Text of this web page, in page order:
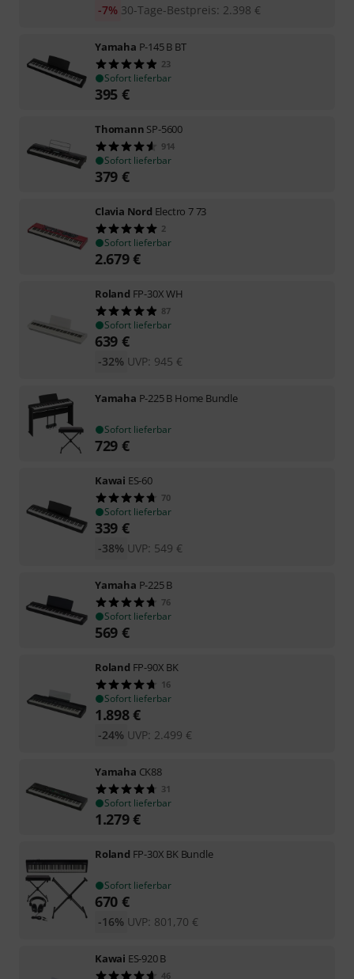
30-Tage-Bestpreis: 2.398 €
-7%
Yamaha P-145 B BT
23
Sofort lieferbar
395 €
Thomann SP-5600
914
Sofort lieferbar
379 €
Clavia Nord Electro 7 73
2
Sofort lieferbar
2.679€
Roland FP-30X WH
87
Sofort lieferbar
639 €
UVP: 945 €
-32%
Yamaha P-225 B Home Bundle
Sofort lieferbar
729 €
Kawai ES-60
70
Sofort lieferbar
339 €
UVP: 549 €
-38%
Yamaha P-225 B
76
Sofort lieferbar
569 €
Roland FP-90X BK
16
Sofort lieferbar
1.898€
UVP: 2.499 €
-24%
Yamaha CK88
31
Sofort lieferbar
1.279€
Roland FP-30X BK Bundle
Sofort lieferbar
670 €
UVP: 801,70 €
-16%
Kawai ES-920 B
46